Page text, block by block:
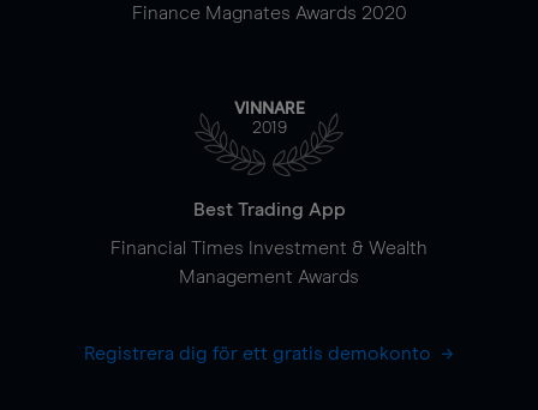
Finance Magnates Awards 2020
VINNARE
2019
Best Trading App
Financial Times Investment & Wealth
Management Awards
Registrera dig för ett gratis demokonto